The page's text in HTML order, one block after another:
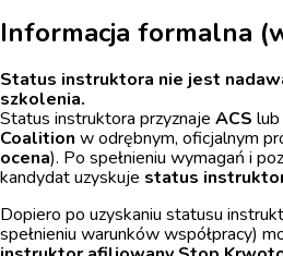
Informacja formalna
Status instruktora nie jest
szkolenia.
Status instruktora przyznaje ACS lub
Coalition w odrębnym, oficjalnym
ocena). Po spełnieniu wymagań i
kandydat uzyskuje status
Dopiero po uzyskaniu statusu
spełnieniu warunków współpracy)